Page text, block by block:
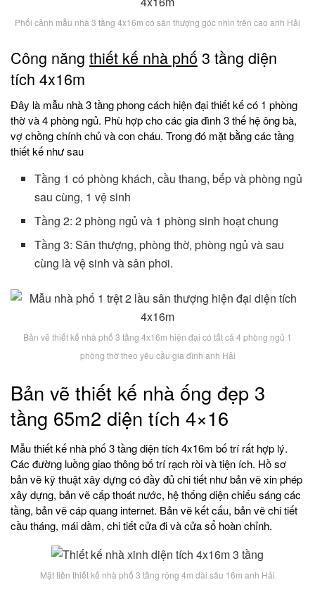
Phối cảnh mẫu nhà 3 tầng 4x16m có sân thượng góc nhìn trên cao anh Hải
Công năng thiết kế nhà phố 3 tầng diện
tích 4x16m
Đây là mẫu nhà 3 tầng phong cách hiện đại thiết kế có 1 phòng
thờ và 4 phòng ngủ. Phù hợp cho các gia đình 3 thế hệ ông bà,
vợ chồng chính chủ và con cháu. Trong đó mặt bằng các tầng
thiết kế như sau
Tầng 1 có phòng khách, cầu thang, bếp và phòng ngủ
sau cùng, 1 vệ sinh
Tầng 2: 2 phòng ngủ và 1 phòng sinh hoạt chung
Tầng 3: Sân thượng, phòng thờ, phòng ngủ và sau
cùng là vệ sinh và sân phơi.
Bản vẽ thiết kế nhà phố 3 tầng 4x16m hiện đại có tất cả 4 phòng ngủ 1
phòng thờ theo yêu cầu gia đình anh Hải
Bản vẽ thiết kế nhà ống đẹp 3
tầng 65m2 diện tích 4×16
Mẫu thiết kế nhà phố 3 tầng diện tích 4x16m bố trí rất hợp lý.
Các đường luồng giao thông bố trí rạch ròi và tiện ích. Hồ sơ
bản vẽ kỹ thuật xây dựng có đầy đủ chi tiết như bản vẽ xin phép
xây dựng, bản vẽ cấp thoát nước, hệ thống diện chiếu sáng các
tầng, bản vẽ cáp quang internet. Bản vẽ kết cấu, bản vẽ chi tiết
cầu tháng, mái dầm, chi tiết cửa đi và cửa sổ hoàn chỉnh.
Mặt tiền thiết kế nhà phố 3 tầng rộng 4m dài sâu 16m anh Hải